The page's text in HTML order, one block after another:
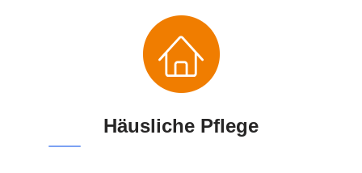
Häusliche Pflege